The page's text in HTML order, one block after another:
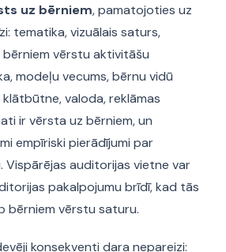
uz bērniem, pamatojoties uz
tematika, vizuālais saturs,
vērstu aktivitāšu
modeļu vecums, bērnu vidū
valoda, reklāmas
ir vērsta uz bērniem, un
empīriski pierādījumi par
Vispārējas auditorijas vietne var
pakalpojumu brīdī, kad tās
bērniem vērstu saturu.
konsekventi dara nepareizi: